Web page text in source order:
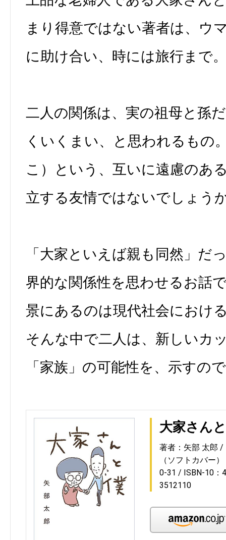
まり得意ではない著者は、ウ
に助け合い、時には旅行まで
二人の関係は、実の祖母と孫
くいくまい、と思われるもの
こ）という、互いに遠慮のあ
立する友情ではないでしょう
「大家といえば親も同然」だ
界的な関係性を思わせるお話
景にあるのは現代社会におけ
そんな中で二人は、新しいカ
「家族」の可能性を、示すの
大家さん
著者：矢部 太郎
（ソフトカバー
0-31
ISBN-10：
3512110